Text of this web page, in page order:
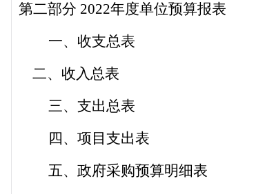
第二部分 2022年度单位预算报表
一、收支总表
二、收入总表
三、支出总表
四、项目支出表
五、政府采购预算明细表